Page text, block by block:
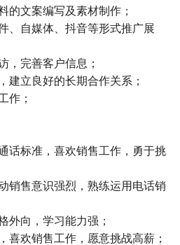
的文案编写及素材制作；
、自媒体、抖音等形式推广展
，完善客户信息；
建立良好的长期合作关系；
作；
话标准，喜欢销售工作，勇于挑
销售意识强烈，熟练运用电话销
外向，学习能力强；
喜欢销售工作，愿意挑战高薪；